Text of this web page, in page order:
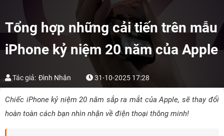
Tổng hợp những cải tiến trên mẫu
iPhone kỷ niệm 20 năm của Apple
Tác giả: Đình Nhân 31-10-2025 17:28
Chiếc iPhone kỷ niệm 20 năm sắp ra mắt của Apple, sẽ thay đổi
hoàn toàn cách bạn nhìn nhận về điện thoại thông minh!